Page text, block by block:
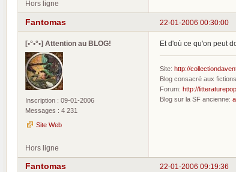
Hors ligne
22-01-2006 00:30:00
Fantomas
[•°•°•] Attention au BLOG!
Inscription : 09-01-2006
Messages : 4 231
Site Web
Et d'où ce qu'on peut
Site: http://
Blog consacré aux
Forum: http://
Blog sur la SF ancienne:
Hors ligne
22-01-2006 09:19:36
Fantomas